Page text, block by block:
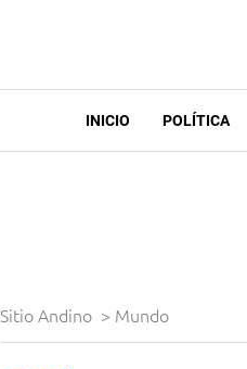
INICIO POLÍTICA
Sitio Andino > Mundo